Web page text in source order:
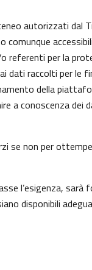
autorizzati dal
referenti per la
raccolti per le
della
a conoscenza dei
se non per
l’esigenza, sarà
disponibili